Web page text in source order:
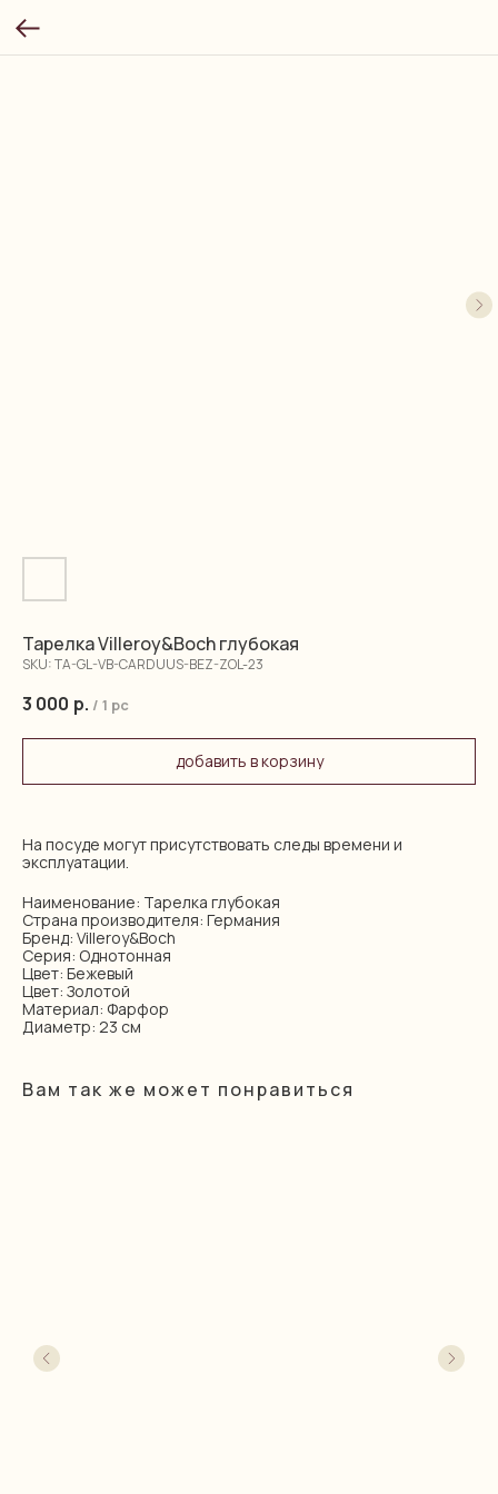
Тарелка Villeroy&Boch глубокая
SKU:TA-GL-VB-CARDUUS-BEZ-ZOL-23
3 000 р. / 1 pc
добавить в корзину
На посуде могут присутствовать следы времени и
эксплуатации.
Наименование: Тарелка глубокая
Страна производителя: Германия
Бренд: Villeroy&Boch
Серия: Однотонная
Цвет: Бежевый
Цвет: Золотой
Материал: Фарфор
Диаметр: 23 см
Вам так же может понравиться